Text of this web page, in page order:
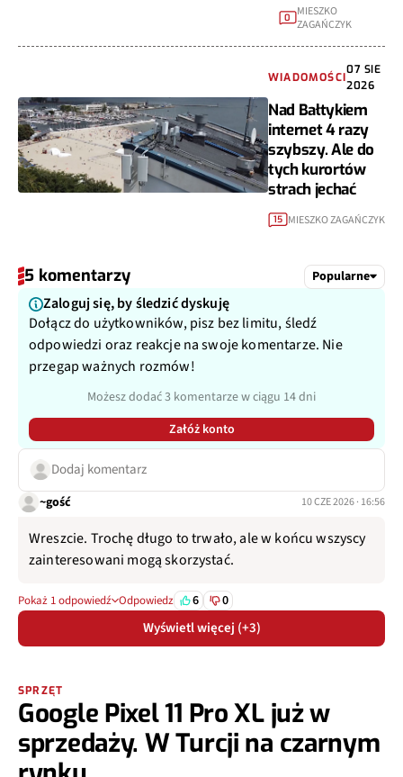
0 MIESZKO
ZAGAŃCZYK
WIADOMOŚCI
07 SIE
2026
Nad Bałtykiem
internet 4 razy
szybszy. Ale do
tych kurortów
strach jechać
15 MIESZKO ZAGAŃCZYK
5 komentarzy Popularne
Zaloguj się, by śledzić dyskuję
Dołącz do użytkowników, pisz bez limitu, śledź
odpowiedzi oraz reakcje na swoje komentarze. Nie
przegap ważnych rozmów!
Możesz dodać 3 komentarze w ciągu 14 dni
Załóż konto
Dodaj komentarz
~gość 10 CZE 2026 · 16:56
Wreszcie. Trochę długo to trwało, ale w końcu wszyscy
zainteresowani mogą skorzystać.
Pokaż 1 odpowiedź Odpowiedz 6 0
Wyświetl więcej (+3)
SPRZĘT
Google Pixel 11 Pro XL już w
sprzedaży. W Turcji na czarnym